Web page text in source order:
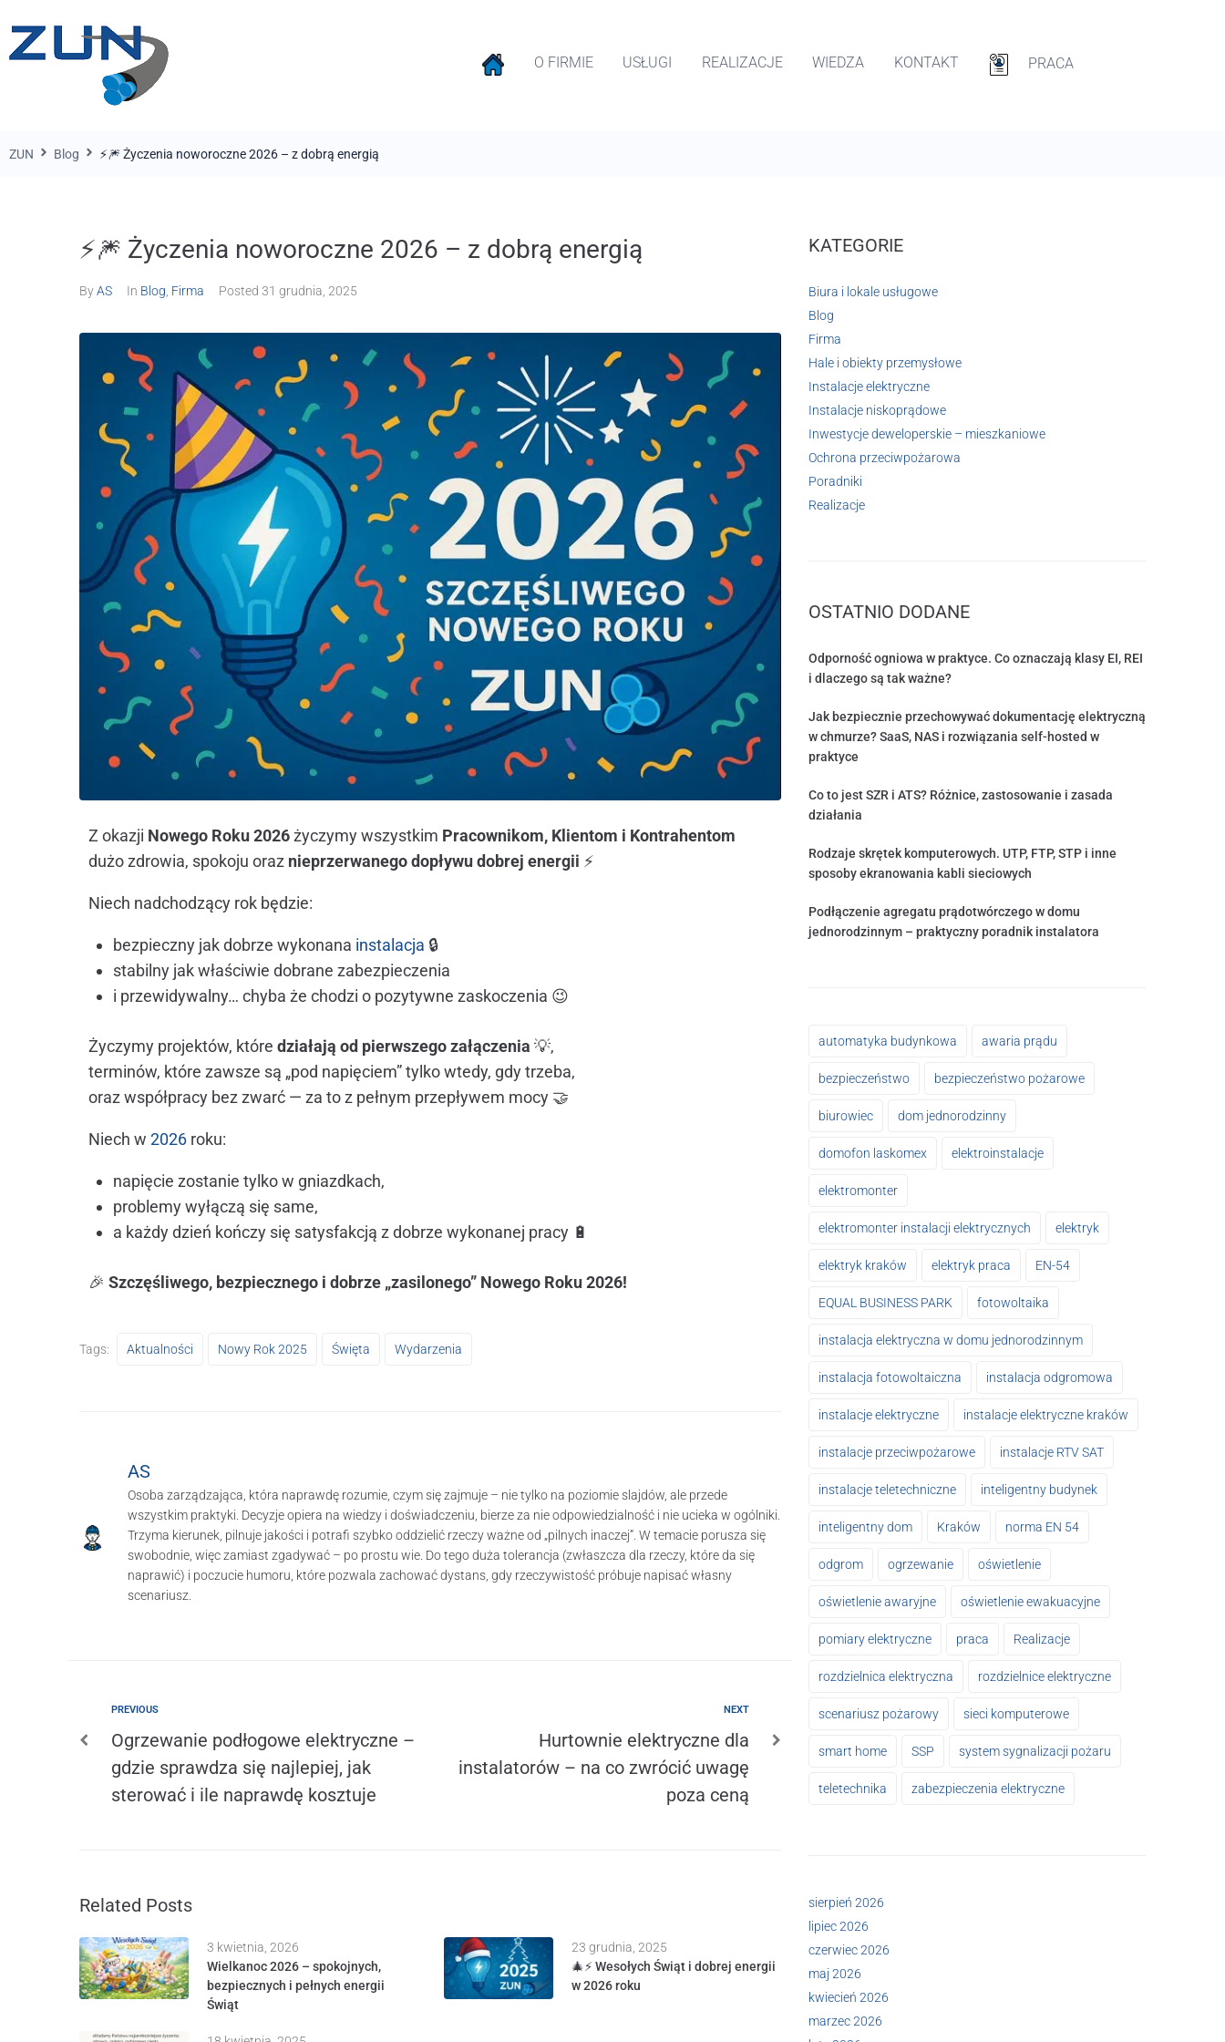
O FIRMIE USŁUGI REALIZACJE WIEDZA KONTAKT PRACA
ZUN Blog ⚡🎆 Życzenia noworoczne 2026 – z dobrą energią
⚡🎆 Życzenia noworoczne 2026 – z dobrą energią
ByAS In Blog Firma Posted 31 grudnia, 2025
Z okazji Nowego Roku 2026życzymy wszystkim Pracownikom, Klientom i Kontrahentom
dużo zdrowia, spokoju oraz nieprzerwanego dopływu dobrej energii ⚡
Niech nadchodzący rok będzie:
bezpieczny jak dobrze wykonana instalacja 🔒
stabilny jak właściwie dobrane zabezpieczenia
i przewidywalny… chyba że chodzi o pozytywne zaskoczenia 😉
Życzymy projektów, które działają od pierwszego załączenia 💡,
terminów, które zawsze są „pod napięciem” tylko wtedy, gdy trzeba,
oraz współpracy bez zwarć — za to z pełnym przepływem mocy 🤝
Niech w 2026 roku:
napięcie zostanie tylko w gniazdkach,
problemy wyłączą się same,
a każdy dzień kończy się satysfakcją z dobrze wykonanej pracy 🔋
🎉 Szczęśliwego, bezpiecznego i dobrze „zasilonego” Nowego Roku 2026!
Tags: Aktualności Nowy Rok 2025 Święta Wydarzenia
AS
Osoba zarządzająca, która naprawdę rozumie, czym się zajmuje – nie tylko na poziomie slajdów, ale przede
wszystkim praktyki. Decyzje opiera na wiedzy i doświadczeniu, bierze za nie odpowiedzialność i nie ucieka w ogólniki.
Trzyma kierunek, pilnuje jakości i potrafi szybko oddzielić rzeczy ważne od „pilnych inaczej”. W temacie porusza się
swobodnie, więc zamiast zgadywać – po prostu wie. Do tego duża tolerancja (zwłaszcza dla rzeczy, które da się
naprawić) i poczucie humoru, które pozwala zachować dystans, gdy rzeczywistość próbuje napisać własny
scenariusz.
PREVIOUS
Ogrzewanie podłogowe elektryczne –
gdzie sprawdza się najlepiej, jak
sterować i ile naprawdę kosztuje
NEXT
Hurtownie elektryczne dla
instalatorów – na co zwrócić uwagę
poza ceną
Related Posts
3 kwietnia, 2026
Wielkanoc 2026 – spokojnych,
bezpiecznych i pełnych energii
Świąt
23 grudnia, 2025
🎄⚡ Wesołych Świąt i dobrej energii
w 2026 roku
KATEGORIE
Biura i lokale usługowe
Blog
Firma
Hale i obiekty przemysłowe
Instalacje elektryczne
Instalacje niskoprądowe
Inwestycje deweloperskie – mieszkaniowe
Ochrona przeciwpożarowa
Poradniki
Realizacje
OSTATNIO DODANE
Odporność ogniowa w praktyce. Co oznaczają klasy EI, REI
i dlaczego są tak ważne?
Jak bezpiecznie przechowywać dokumentację elektryczną
w chmurze? SaaS, NAS i rozwiązania self-hosted w
praktyce
Co to jest SZR i ATS? Różnice, zastosowanie i zasada
działania
Rodzaje skrętek komputerowych. UTP, FTP, STP i inne
sposoby ekranowania kabli sieciowych
Podłączenie agregatu prądotwórczego w domu
jednorodzinnym – praktyczny poradnik instalatora
automatyka budynkowa awaria prądu
bezpieczeństwo bezpieczeństwo pożarowe
biurowiec dom jednorodzinny
domofon laskomex elektroinstalacje
elektromonter
elektromonter instalacji elektrycznych elektryk
elektryk kraków elektryk praca EN-54
EQUAL BUSINESS PARK fotowoltaika
instalacja elektryczna w domu jednorodzinnym
instalacja fotowoltaiczna instalacja odgromowa
instalacje elektryczne instalacje elektryczne kraków
instalacje przeciwpożarowe instalacje RTV SAT
instalacje teletechniczne inteligentny budynek
inteligentny dom Kraków norma EN 54
odgrom ogrzewanie oświetlenie
oświetlenie awaryjne oświetlenie ewakuacyjne
pomiary elektryczne praca Realizacje
rozdzielnica elektryczna rozdzielnice elektryczne
scenariusz pożarowy sieci komputerowe
smart home SSP system sygnalizacji pożaru
teletechnika zabezpieczenia elektryczne
sierpień 2026
lipiec 2026
czerwiec 2026
maj 2026
kwiecień 2026
marzec 2026